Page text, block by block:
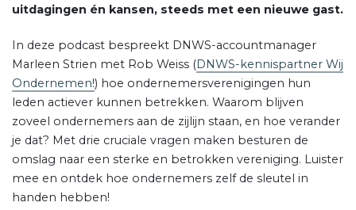
uitdagingen én kansen, steeds met een nieuwe gast.
In deze podcast bespreekt DNWS-accountmanager
Marleen Strien met Rob Weiss (DNWS-kennispartner Wij
Ondernemen!) hoe ondernemersverenigingen hun
leden actiever kunnen betrekken. Waarom blijven
zoveel ondernemers aan de zijlijn staan, en hoe verander
je dat? Met drie cruciale vragen maken besturen de
omslag naar een sterke en betrokken vereniging. Luister
mee en ontdek hoe ondernemers zelf de sleutel in
handen hebben!